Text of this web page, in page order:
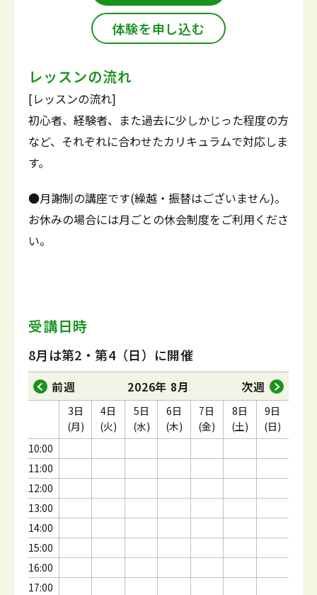
体験を申し込む
レッスンの流れ
[レッスンの流れ]
初心者、経験者、また過去に少しかじった程度の方
など、それぞれに合わせたカリキュラムで対応しま
す。
●月謝制の講座です(繰越・振替はございません)。
お休みの場合には月ごとの休会制度をご利用くださ
い。
受講日時
8月は第2・第4（日）に開催
前週 2026年 8月 次週
10:00
11:00
12:00
13:00
14:00
15:00
16:00
17:00
3日
(月)
4日
(火)
5日
(水)
6日
(木)
7日
(金)
8日
(土)
9日
(日)